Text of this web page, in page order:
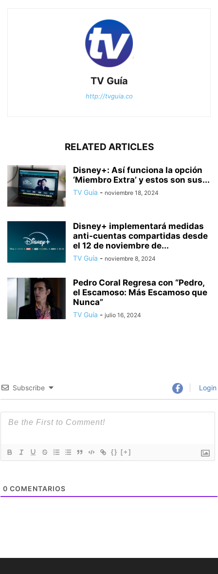
TV Guía
http://tvguia.co
RELATED ARTICLES
Disney+: Así funciona la opción
‘Miembro Extra’ y estos son sus...
TV Guía - noviembre 18, 2024
Disney+ implementará medidas
anti-cuentas compartidas desde
el 12 de noviembre de...
TV Guía - noviembre 8, 2024
Pedro Coral Regresa con “Pedro,
el Escamoso: Más Escamoso que
Nunca”
TV Guía - julio 16, 2024
Subscribe Login
{} [+]
0 COMENTARIOS